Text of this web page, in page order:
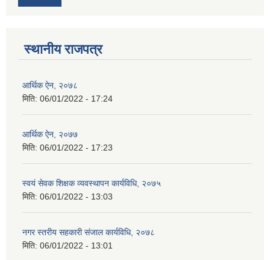
स्थानीय राजपत्र
आर्थिक ऐन, २०७८
मिति: 06/01/2022 - 17:24
आर्थिक ऐन, २०७७
मिति: 06/01/2022 - 17:23
स्वयं सेवक शिक्षक व्यवस्थापन कार्यविधि, २०७५
मिति: 06/01/2022 - 13:03
नगर स्तरीय सहकारी संजाल कार्यविधि, २०७८
मिति: 06/01/2022 - 13:01